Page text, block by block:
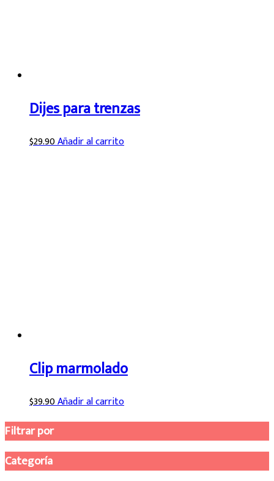
Dijes para trenzas
$29.90Añadir al carrito
Clip marmolado
$39.90Añadir al carrito
Filtrar por
Categoría